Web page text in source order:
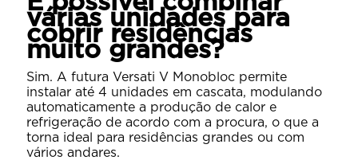
várias unidades para
cobrir residências
muito grandes?
Sim. A futura Versati V Monobloc permite
instalar até 4 unidades em cascata, modulando
automaticamente a produção de calor e
refrigeração de acordo com a procura, o que a
torna ideal para residências grandes ou com
vários andares.